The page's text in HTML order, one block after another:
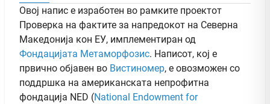
Овој напис е изработен во рамките проектот
Проверка на фактите за напредокот на Северна
Македонија кон ЕУ, имплементиран од
Фондацијата Метаморфозис. Написот, кој е
првично објавен во Вистиномер, e овозможен со
поддршка на американската непрофитна
фондација NED (National Endowment for